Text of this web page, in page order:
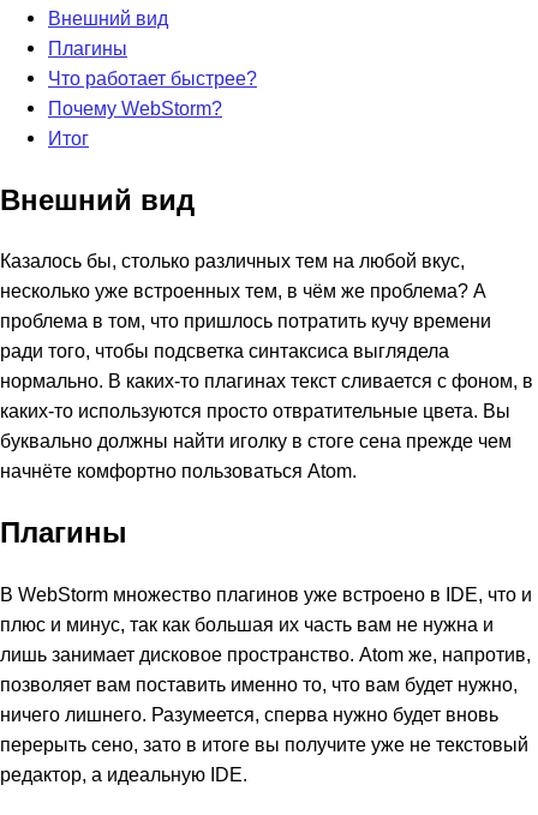
Внешний вид
Плагины
Что работает быстрее?
Почему WebStorm?
Итог
Внешний вид
Казалось бы, столько различных тем на любой вкус,
несколько уже встроенных тем, в чём же проблема? А
проблема в том, что пришлось потратить кучу времени
ради того, чтобы подсветка синтаксиса выглядела
нормально. В каких-то плагинах текст сливается с фоном, в
каких-то используются просто отвратительные цвета. Вы
буквально должны найти иголку в стоге сена прежде чем
начнёте комфортно пользоваться Atom.
Плагины
В WebStorm множество плагинов уже встроено в IDE, что и
плюс и минус, так как большая их часть вам не нужна и
лишь занимает дисковое пространство. Atom же, напротив,
позволяет вам поставить именно то, что вам будет нужно,
ничего лишнего. Разумеется, сперва нужно будет вновь
перерыть сено, зато в итоге вы получите уже не текстовый
редактор, а идеальную IDE.